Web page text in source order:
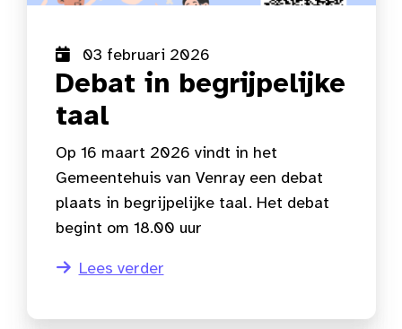
03 februari 2026
Debat in begrijpelijke
taal
Op 16 maart 2026 vindt in het
Gemeentehuis van Venray een debat
plaats in begrijpelijke taal. Het debat
begint om 18.00 uur
Lees verder